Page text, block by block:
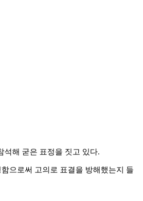
석해 굳은 표정을 짓고 있다.
으로써 고의로 표결을 방해했는지 들